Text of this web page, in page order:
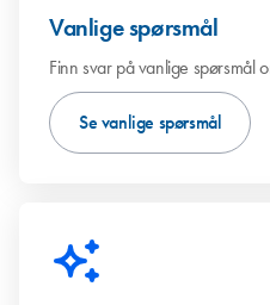
Vanlige spørsmål
Finn svar på vanlige spørsmål
Se vanlige spørsmål